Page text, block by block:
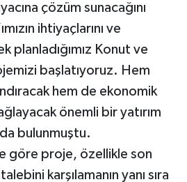
çözüm sunacağını
ihtiyaçlarını ve
planladığımız Konut ve
başlatıyoruz. Hem
hem de ekonomik
önemli bir yatırım
bulunmuştu.
göre proje, özellikle son
karşılamanın yanı sıra